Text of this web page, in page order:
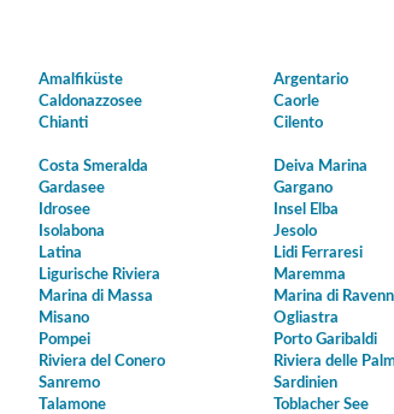
Amalfiküste Argentario
Caldonazzosee Caorle
Chianti Cilento
Costa Smeralda Deiva Marina
Gardasee Gargano
Idrosee Insel Elba
Isolabona Jesolo
Latina Lidi Ferraresi
Ligurische Riviera Maremma
Marina di Massa Marina di
Misano Ogliastra
Pompei Porto Garibaldi
Riviera del Conero Riviera delle
Sanremo Sardinien
Talamone Toblacher See